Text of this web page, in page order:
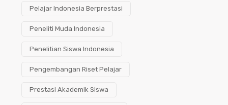
Pelajar Indonesia Berprestasi
Peneliti Muda Indonesia
Penelitian Siswa Indonesia
Pengembangan Riset Pelajar
Prestasi Akademik Siswa